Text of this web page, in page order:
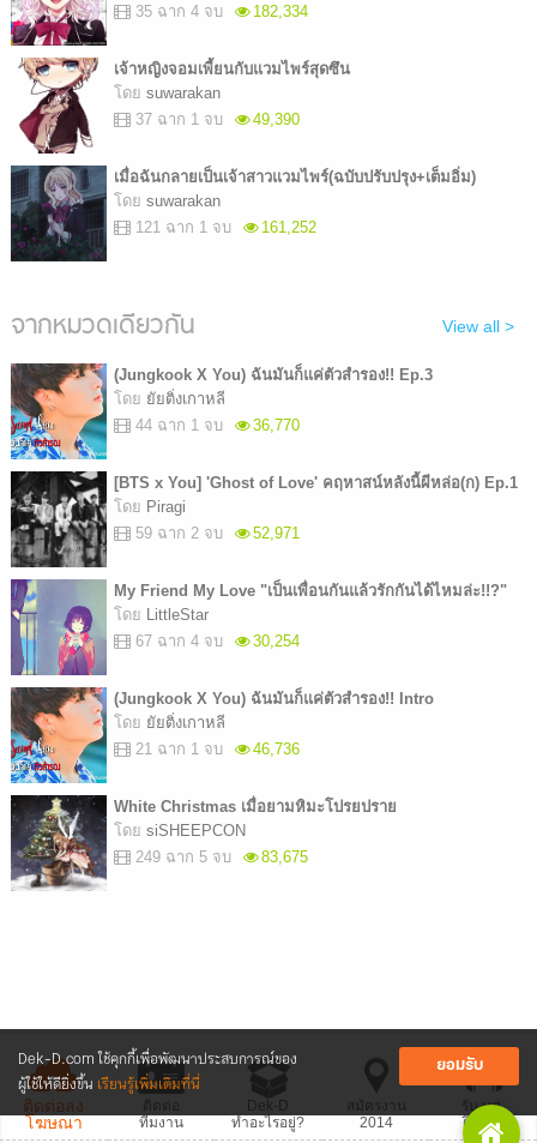
Dek-D.com ใช้คุกกี้เพื่อพัฒนาประสบการณ์ของ
ผู้ใช้ให้ดียิ่งขึ้น เรียนรู้เพิ่มเติมที่นี่
ยอมรับ
35 ฉาก 4 จบ
182,334
เจ้าหญิงจอมเพี้ยนกับแวมไพร์สุดซึน
โดย suwarakan
37 ฉาก 1 จบ
49,390
เมื่อฉันกลายเป็นเจ้าสาวแวมไพร์(ฉบับปรับปรุง+เต็มอิ่ม)
โดย suwarakan
121 ฉาก 1 จบ
161,252
จากหมวดเดียวกัน View all >
(Jungkook X You) ฉันมันก็แค่ตัวสำรอง!! Ep.3
โดย ยัยติ่งเกาหลี
44 ฉาก 1 จบ
36,770
[BTS x You] 'Ghost of Love' คฤหาสน์หลังนี้ผีหล่อ(ก) Ep.1
โดย Piragi
59 ฉาก 2 จบ
52,971
My Friend My Love "เป็นเพื่อนกันแล้วรักกันได้ไหมล่ะ!!?"
โดย
LittleStar
67 ฉาก 4 จบ
30,254
(Jungkook X You) ฉันมันก็แค่ตัวสำรอง!! Intro
โดย ยัยติ่งเกาหลี
21 ฉาก 1 จบ
46,736
White Christmas เมื่อยามหิมะโปรยปราย
โดย siSHEEPCON
249 ฉาก 5 จบ
83,675
ติดต่อลง
โฆษณา
ติดต่อ
ทีมงาน
Dek-D
ทำอะไรอยู่?
สมัครงาน
2014
รับ นศ.
ฝึกงาน